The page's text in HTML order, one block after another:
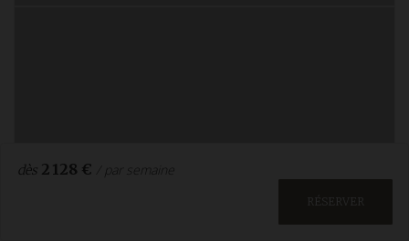
dès 2 128 € / par semaine
RÉSERVER